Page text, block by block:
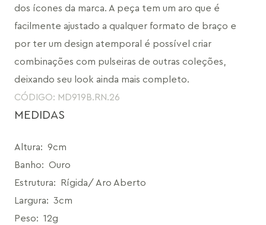
dos ícones da marca. A peça tem um aro que é
facilmente ajustado a qualquer formato de braço e
por ter um design atemporal é possível criar
combinações com pulseiras de outras coleções,
deixando seu look ainda mais completo.
CÓDIGO: MD919B.RN.26
MEDIDAS
Altura: 9cm
Banho: Ouro
Estrutura:
Rígida/ Aro Aberto
Largura: 3cm
Peso: 12g